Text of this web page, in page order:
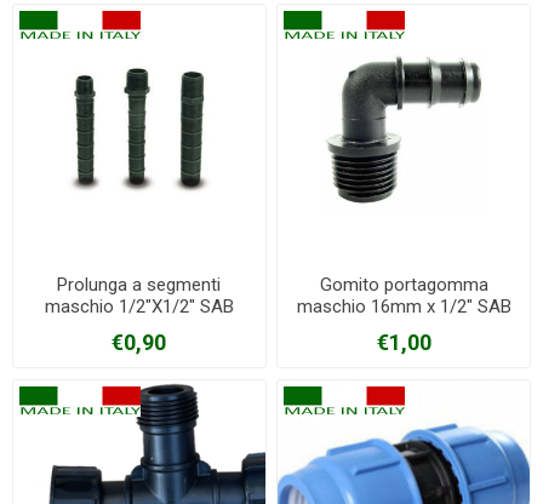
Prolunga a segmenti
maschio 1/2"X1/2" SAB
€0,90
Gomito portagomma
maschio 16mm x 1/2" SAB
€1,00